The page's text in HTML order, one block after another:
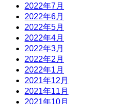
2022年7月
2022年6月
2022年5月
2022年4月
2022年3月
2022年2月
2022年1月
2021年12月
2021年11月
2021年10月